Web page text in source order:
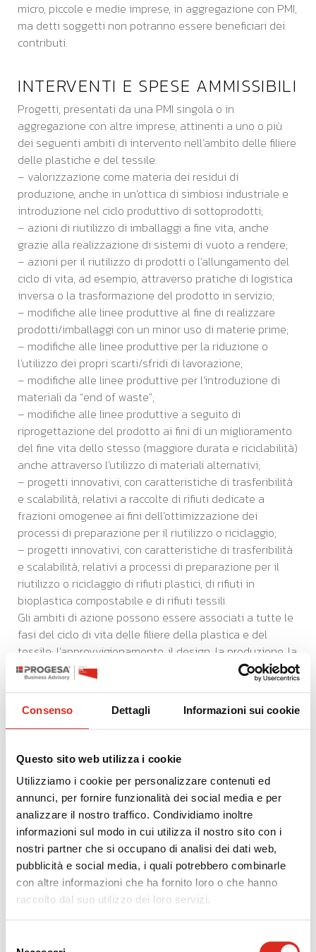
Consenso Dettagli Informazioni sui cookie
Questo sito web utilizza i cookie
Utilizziamo i cookie per personalizzare contenuti ed
annunci, per fornire funzionalità dei social media e per
analizzare il nostro traffico. Condividiamo inoltre
informazioni sul modo in cui utilizza il nostro sito con i
nostri partner che si occupano di analisi dei dati web,
pubblicità e social media, i quali potrebbero combinarle
con altre informazioni che ha fornito loro o che hanno
raccolto dal suo utilizzo dei loro servizi.
micro, piccole e medie imprese, in aggregazione con PMI,
ma detti soggetti non potranno essere beneficiari dei
contributi.
INTERVENTI E SPESE AMMISSIBILI
Progetti, presentati da una PMI singola o in
aggregazione con altre imprese, attinenti a uno o più
dei seguenti ambiti di intervento nell’ambito delle filiere
delle plastiche e del tessile:
– valorizzazione come materia dei residui di
produzione, anche in un’ottica di simbiosi industriale e
introduzione nel ciclo produttivo di sottoprodotti;
– azioni di riutilizzo di imballaggi a fine vita, anche
grazie alla realizzazione di sistemi di vuoto a rendere;
– azioni per il riutilizzo di prodotti o l’allungamento del
ciclo di vita, ad esempio, attraverso pratiche di logistica
inversa o la trasformazione del prodotto in servizio;
– modifiche alle linee produttive al fine di realizzare
prodotti/imballaggi con un minor uso di materie prime;
– modifiche alle linee produttive per la riduzione o
l’utilizzo dei propri scarti/sfridi di lavorazione;
– modifiche alle linee produttive per l’introduzione di
materiali da “end of waste”;
– modifiche alle linee produttive a seguito di
riprogettazione del prodotto ai fini di un miglioramento
del fine vita dello stesso (maggiore durata e riciclabilità)
anche attraverso l’utilizzo di materiali alternativi;
– progetti innovativi, con caratteristiche di trasferibilità
e scalabilità, relativi a raccolte di rifiuti dedicate a
frazioni omogenee ai fini dell’ottimizzazione dei
processi di preparazione per il riutilizzo o riciclaggio;
– progetti innovativi, con caratteristiche di trasferibilità
e scalabilità, relativi a processi di preparazione per il
riutilizzo o riciclaggio di rifiuti plastici, di rifiuti in
bioplastica compostabile e di rifiuti tessili.
Gli ambiti di azione possono essere associati a tutte le
fasi del ciclo di vita delle filiere della plastica e del
tessile: l’approvvigionamento, il design, la produzione, la
distribuzione, l’utilizzo, la raccolta e il fine vita.
SPESE AMMISSIBILI
a) acquisto e installazione dibeni strumentali,
tecnologie adattive, impianti di produzione,
attrezzature e arredi, necessari per il
conseguimento delle finalità progettuali; revamping dei
macchinari esistenti.
b)acquisto di hardware(sono escluse le spese per
smartphone, tablet e cellulari) purché strettamente
connessi al progetto;
c)acquisto di software gestionale
software di tipo cloud e saas e simili, nella misura